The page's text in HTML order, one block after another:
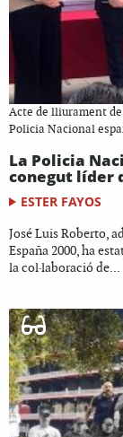
Acte de lliurament de
Policia Nacional
La Policia
conegut líder
ESTER FAYOS
José Luis Roberto,
España 2000, ha
la col·laboració de...